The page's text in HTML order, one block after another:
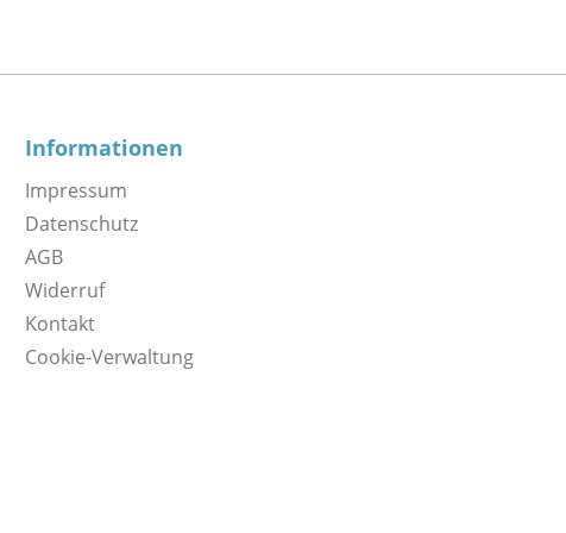
Informationen
Impressum
Datenschutz
AGB
Widerruf
Kontakt
Cookie-Verwaltung